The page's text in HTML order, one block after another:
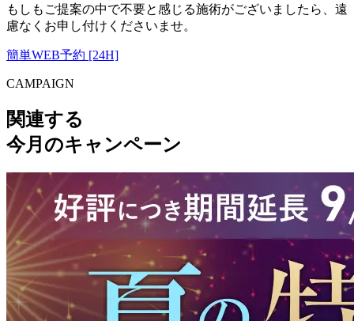
もしもご提案の中で不要と感じる施術がございましたら、遠
慮なくお申し付けくださいませ。
簡単WEB予約 [24H]
CAMPAIGN
関連する
今月のキャンペーン